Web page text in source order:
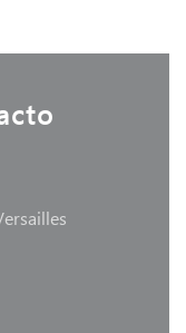
((abre en una